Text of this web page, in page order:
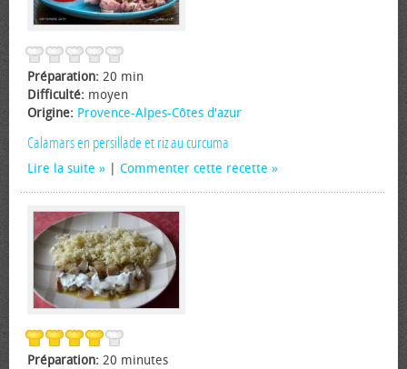
Préparation: 20 min
Difficulté: moyen
Origine: Provence-Alpes-Côtes d'azur
Calamars en persillade et riz au curcuma
Lire la suite Commenter cette recette
Préparation: 20 minutes